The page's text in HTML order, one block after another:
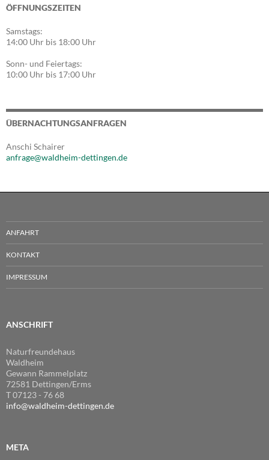
ÖFFNUNGSZEITEN
Samstags:
14:00 Uhr bis 18:00 Uhr
Sonn- und Feiertags:
10:00 Uhr bis 17:00 Uhr
ÜBERNACHTUNGSANFRAGEN
Anschi Schairer
anfrage@waldheim-dettingen.de
ANFAHRT
KONTAKT
IMPRESSUM
ANSCHRIFT
Naturfreundehaus
Waldheim
Gewann Rammelplatz
72581 Dettingen/Erms
T 07123 - 76 68
info@waldheim-dettingen.de
META